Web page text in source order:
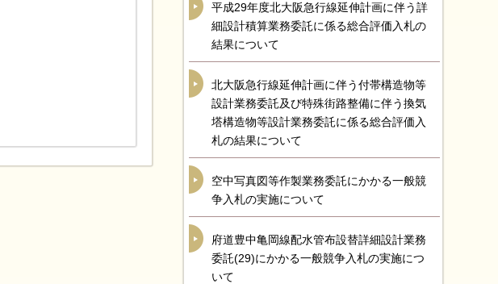
平成29年度北大阪急行線延伸計画に伴う詳
細設計積算業務委託に係る総合評価入札の
結果について
北大阪急行線延伸計画に伴う付帯構造物等
設計業務委託及び特殊街路整備に伴う換気
塔構造物等設計業務委託に係る総合評価入
札の結果について
空中写真図等作製業務委託にかかる一般競
争入札の実施について
府道豊中亀岡線配水管布設替詳細設計業務
委託(29)にかかる一般競争入札の実施につ
いて